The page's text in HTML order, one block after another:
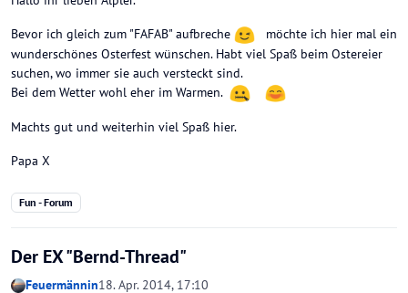
Bevor ich gleich zum "FAFAB" aufbreche
möchte ich hier mal ein
wunderschönes Osterfest wünschen. Habt viel Spaß beim Ostereier
suchen, wo immer sie auch versteckt sind.
Bei dem Wetter wohl eher im Warmen.
Machts gut und weiterhin viel Spaß hier.
Papa X
Fun - Forum
Der EX "Bernd-Thread"
Feuermännin18. Apr. 2014, 17:10